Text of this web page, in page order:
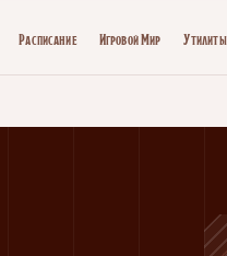
Расписание Игровой Мир Утилиты